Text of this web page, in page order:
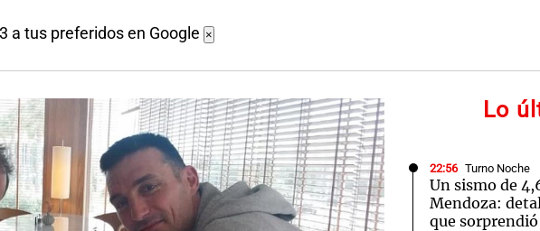
a tus preferidos en Google ×
Lo
22:56 Turno Noche
Un sismo de
Mendoza:
que